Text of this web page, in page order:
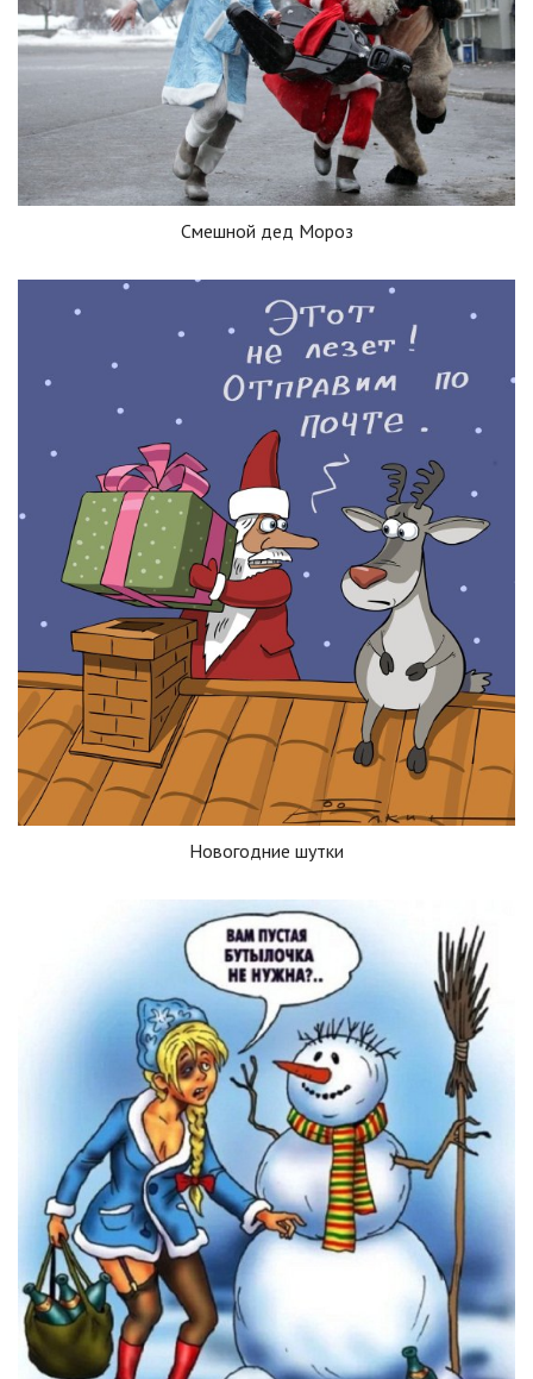
Смешной дед Мороз
Новогодние шутки